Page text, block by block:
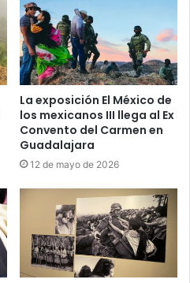
La exposición El México de
los mexicanos III llega al Ex
Convento del Carmen en
Guadalajara
12 de mayo de 2026